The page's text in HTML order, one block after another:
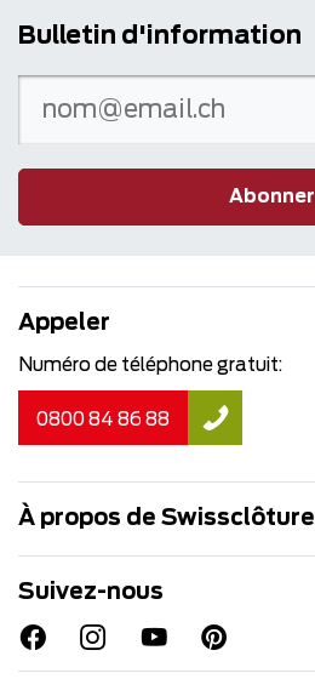
Bulletin d'information
Abonner
Appeler
Numéro de téléphone gratuit:
0800 84 86 88
À propos de Swissclôture
Suivez-nous